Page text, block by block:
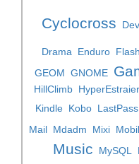
Cyclocross
Drama Enduro Flash
GEOM GNOME
HillClimb HyperEstraier
Kindle Kobo LastPass
Mail Mdadm Mixi
Music
MySQL